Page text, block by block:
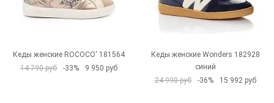
Кеды женские ROCOCO' 181564
14 790 руб
-33% 9 950 руб
Кеды женские Wonders 182928
синий
24 990 руб
-36% 15 992 руб